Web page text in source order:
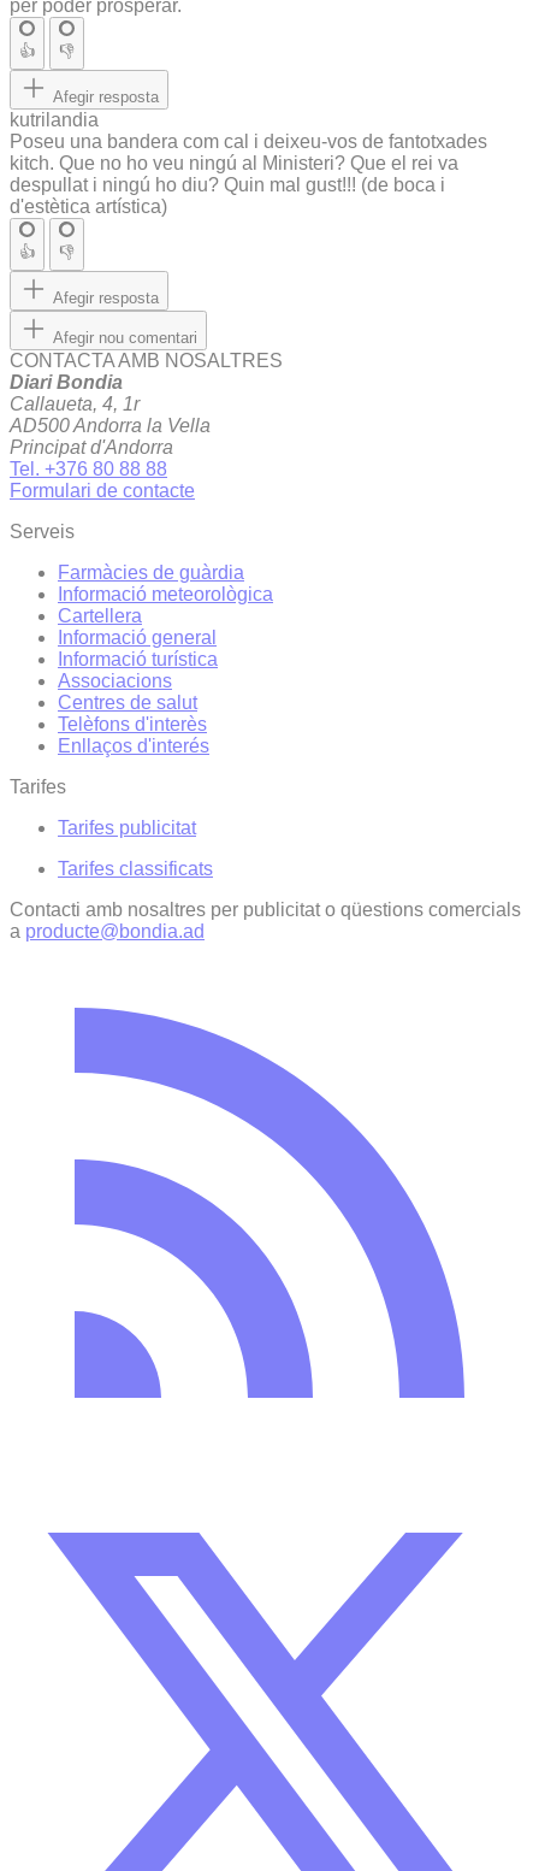
per poder prosperar.
👍 👎
Afegir resposta
kutrilandia
Poseu una bandera com cal i deixeu-vos de fantotxades
kitch. Que no ho veu ningú al Ministeri? Que el rei va
despullat i ningú ho diu? Quin mal gust!!! (de boca i
d'estètica artística)
👍 👎
Afegir resposta
Afegir nou comentari
CONTACTA AMB NOSALTRES
Diari Bondia
Callaueta, 4, 1r
AD500 Andorra la Vella
Principat d'Andorra
Tel. +376 80 88 88
Formulari de contacte
Serveis
Farmàcies de guàrdia
Informació meteorològica
Cartellera
Informació general
Informació turística
Associacions
Centres de salut
Telèfons d'interès
Enllaços d'interés
Tarifes
Tarifes publicitat
Tarifes classificats
Contacti amb nosaltres per publicitat o qüestions comercials
a producte@bondia.ad